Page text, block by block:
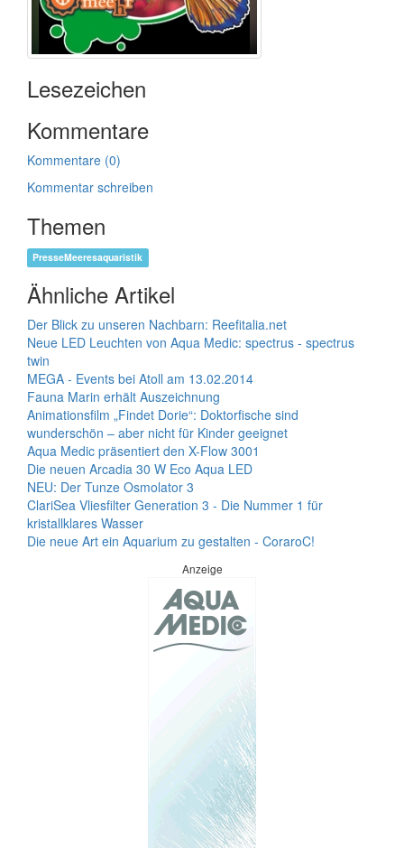
Lesezeichen
Kommentare
Kommentare (0)
Kommentar schreiben
Themen
PresseMeeresaquaristik
Ähnliche Artikel
Der Blick zu unseren Nachbarn: Reefitalia.net
Neue LED Leuchten von Aqua Medic: spectrus - spectrus
twin
MEGA - Events bei Atoll am 13.02.2014
Fauna Marin erhält Auszeichnung
Animationsfilm „Findet Dorie“: Doktorfische sind
wunderschön – aber nicht für Kinder geeignet
Aqua Medic präsentiert den X-Flow 3001
Die neuen Arcadia 30 W Eco Aqua LED
NEU: Der Tunze Osmolator 3
ClariSea Vliesfilter Generation 3 - Die Nummer 1 für
kristallklares Wasser
Die neue Art ein Aquarium zu gestalten - CoraroC!
Anzeige